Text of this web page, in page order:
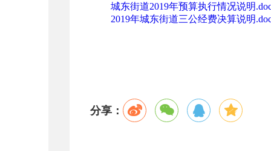
城东街道2019年预算执行情况说明
2019年城东街道三公经费决算说明
分享：